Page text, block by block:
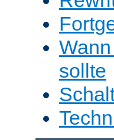
sollte